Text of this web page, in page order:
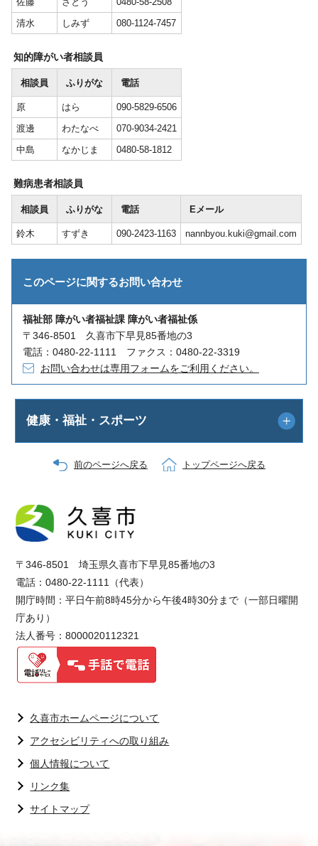
清水
しみず 080-1124-7457
知的障がい者相談員
相談員 ふりがな 電話
原 はら
090-5829-6506
渡邊
わたなべ
070-9034-2421
中島
なかじま 0480-58-1812
難病患者相談員
相談員 ふりがな 電話 Eメール
鈴木 すずき 090-2423-1163 nannbyou.kuki@gmail.com
このページに関するお問い合わせ
福祉部 障がい者福祉課 障がい者福祉係
〒346-8501 久喜市下早見85番地の3
電話：0480-22-1111 ファクス：0480-22-3319
お問い合わせは専用フォームをご利用ください。
健康・福祉・スポーツ
前のページへ戻る トップページへ戻る
〒346-8501 埼玉県久喜市下早見85番地の3
電話：0480-22-1111（代表）
開庁時間：平日午前8時45分から午後4時30分まで（一部日曜開
庁あり）
法人番号：8000020112321
久喜市ホームページについて
アクセシビリティへの取り組み
個人情報について
リンク集
サイトマップ